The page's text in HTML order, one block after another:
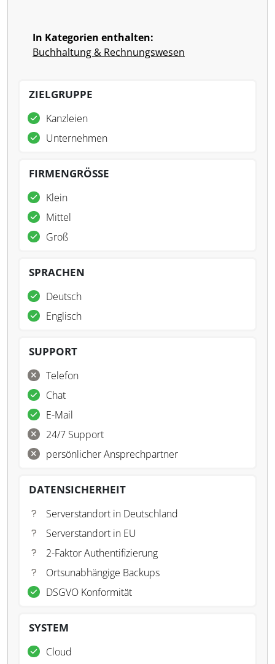
In Kategorien enthalten:
Buchhaltung & Rechnungswesen
ZIELGRUPPE
Kanzleien
Unternehmen
FIRMENGRÖSSE
Klein
Mittel
Groß
SPRACHEN
Deutsch
Englisch
SUPPORT
Telefon
Chat
E-Mail
24/7 Support
persönlicher Ansprechpartner
DATENSICHERHEIT
Serverstandort in Deutschland
Serverstandort in EU
2-Faktor Authentifizierung
Ortsunabhängige Backups
DSGVO Konformität
SYSTEM
Cloud